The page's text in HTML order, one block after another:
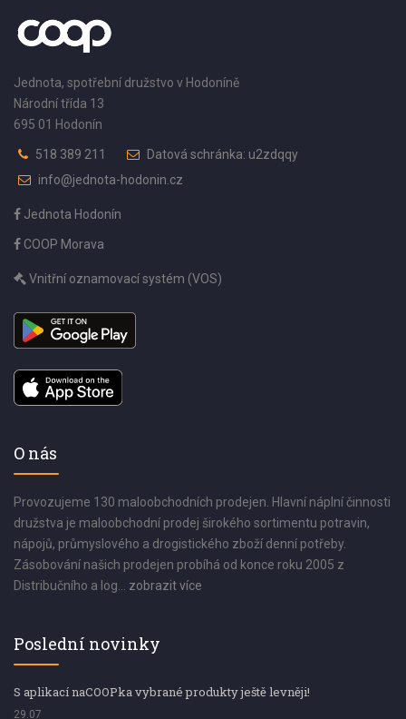
Jednota, spotřební družstvo v Hodoníně
Národní třída 13
695 01 Hodonín
518 389 211
Datová schránka: u2zdqqy
info@jednota-hodonin.cz
Jednota Hodonín
COOP Morava
Vnitřní oznamovací systém (VOS)
O nás
Provozujeme 130 maloobchodních prodejen. Hlavní náplní činnosti
družstva je maloobchodní prodej širokého sortimentu potravin,
nápojů, průmyslového a drogistického zboží denní potřeby.
Zásobování našich prodejen probíhá od konce roku 2005 z
Distribučního a log... zobrazit více
Poslední novinky
S aplikací naCOOPka vybrané produkty ještě levněji!
29.07